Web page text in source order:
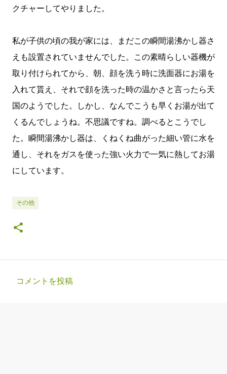
クチャーしてやりました。
私が子供の頃の我が家には、まだこの瞬間湯沸かし器さ
えも設置されていませんでした。この素晴らしい器機が
取り付けられてから、朝、顔を洗う時に洗面器にお湯を
入れて貰え、それで顔を洗った時の温かさと言ったら天
国のようでした。しかし、なんでこうも早くお湯が出て
くるんでしょうね。不思議ですね。調べるとこうでし
た。瞬間湯沸かし器は、くねくね曲がった細い管に水を
通し、それをガスを使った強い火力で一気に熱してお湯
にしています。
その他
コメントを投稿